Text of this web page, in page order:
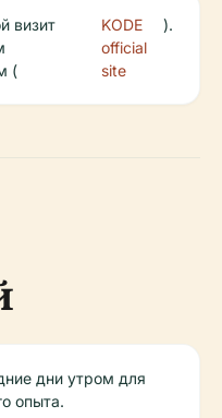
визит
(
KODE
official
site
).
дни утром для
опыта.